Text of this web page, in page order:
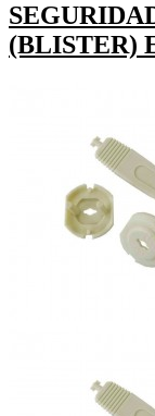
(BLISTER)